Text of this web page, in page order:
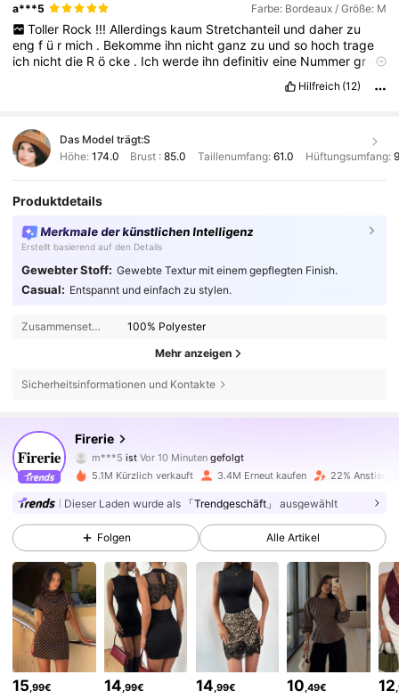
a***5 Farbe: Bordeaux / Größe: M
Toller Rock !!! Allerdings kaum Stretchanteil und daher zu
engf ü r mich . Bekomme ihn nichtganz zu undso hochtrage
ich nichtdie Röcke . Ichwerde ihndefinitiveine Nummergr
öß
Hilfreich (12)
Das Model trägt:S
Höhe: 174.0 Brust :85.0 Taillenumfang: 61.0 Hüftungsumfang:
Produktdetails
Merkmale der künstlichen Intelligenz
Erstellt basierend auf den Details
Gewebter Stoff: Gewebte Textur mit einem gepflegten Finish.
Casual: Entspannt und einfach zu stylen.
Zusammensetzung: 100% Polyester
Mehr anzeigen
Sicherheitsinformationen und Kontakte
Firerie
m***5ist
c***8ist am Durchsuchen
4,79
1.3M Follower
4,79
4,79 1.3M Follower
4,79 1.3M Follower
5.1M Kürzlich verkauft 3.4M Erneut kaufen 22% Anstieg
Dieser Laden wurde als 「Trendgeschäft」 ausgewählt
Folgen Alle Artikel
15 ,99€ 14 ,99€ 14 ,99€ 10 ,49€ 12